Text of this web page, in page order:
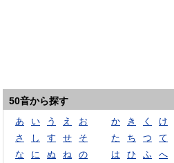
50音から探す
あ い う え お か き く け
さ
し す せ そ た ち つ て
な
に ぬ ね の は ひ ふ へ